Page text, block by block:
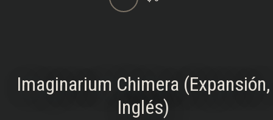
Imaginarium Chimera (Expansión,
Inglés)